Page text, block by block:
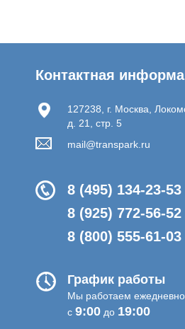
Контактная
127238, г. Москва,
д. 21, стр. 5
mail@transpark.ru
8 (495) 134-23-53
8 (925) 772-56-52
8 (800) 555-61-03
График работы
Мы работаем ежедневно
с 9:00 до 19:00